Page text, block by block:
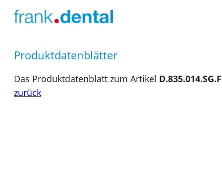
Produktdatenblätter
Das Produktdatenblatt zum Artikel
zurück